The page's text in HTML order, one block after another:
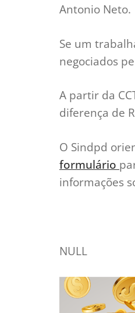
Antonio Neto.
Se um
negociados
A partir da
diferença de
O Sindpd
formulário
informações
NULL